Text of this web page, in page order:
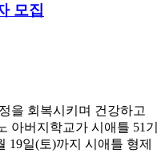
모집
을 회복시키며 건강하고
아버지학교가 시애틀 51기
19일(토)까지 시애틀 형제